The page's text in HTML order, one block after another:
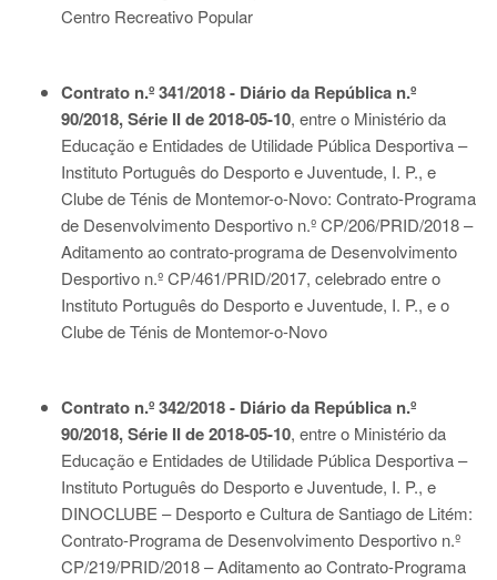
Centro Recreativo Popular
Contrato n.º 341/2018 - Diário da República n.º
90/2018, Série II de 2018-05-10, entre o Ministério da
Educação e Entidades de Utilidade Pública Desportiva –
Instituto Português do Desporto e Juventude, I. P., e
Clube de Ténis de Montemor-o-Novo: Contrato-Programa
de Desenvolvimento Desportivo n.º CP/206/PRID/2018 –
Aditamento ao contrato-programa de Desenvolvimento
Desportivo n.º CP/461/PRID/2017, celebrado entre o
Instituto Português do Desporto e Juventude, I. P., e o
Clube de Ténis de Montemor-o-Novo
Contrato n.º 342/2018 - Diário da República n.º
90/2018, Série II de 2018-05-10, entre o Ministério da
Educação e Entidades de Utilidade Pública Desportiva –
Instituto Português do Desporto e Juventude, I. P., e
DINOCLUBE – Desporto e Cultura de Santiago de Litém:
Contrato-Programa de Desenvolvimento Desportivo n.º
CP/219/PRID/2018 – Aditamento ao Contrato-Programa